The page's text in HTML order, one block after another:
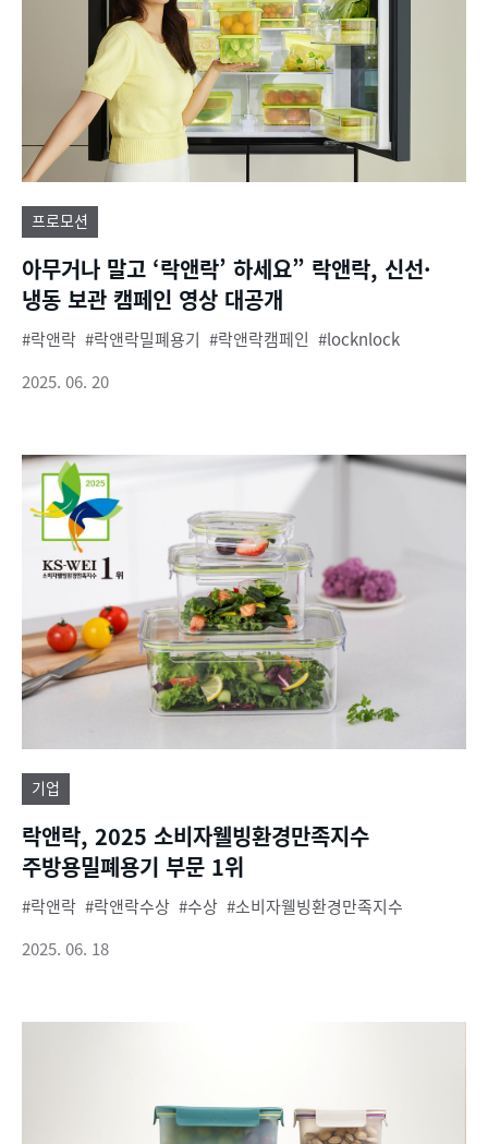
프로모션
아무거나 말고 ‘락앤락’ 하세요” 락앤락, 신선·
냉동 보관 캠페인 영상 대공개
락앤락 락앤락밀폐용기 락앤락캠페인
locknlock
2025. 06. 20
기업
락앤락, 2025 소비자웰빙환경만족지수
주방용밀폐용기 부문 1위
락앤락 락앤락수상 수상
소비자웰빙환경만족지수
2025. 06. 18